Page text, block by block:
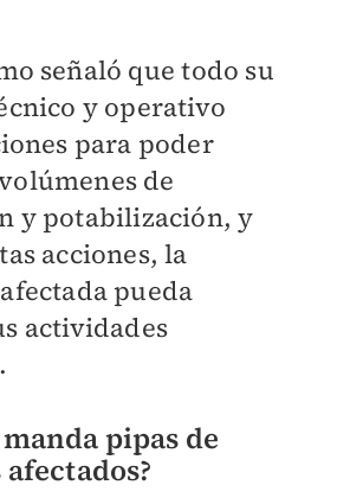
señaló quetodo su
y operativo
para poder
de
y potabilización, y
acciones, la
pueda
actividades
manda pipas de